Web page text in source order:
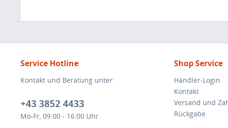
Service Hotline
Kontakt und Beratung unter:
+43 3852 4433
Mo-Fr, 09:00 - 16:00 Uhr
Shop Service
Händler-Login
Kontakt
Versand und
Rückgabe